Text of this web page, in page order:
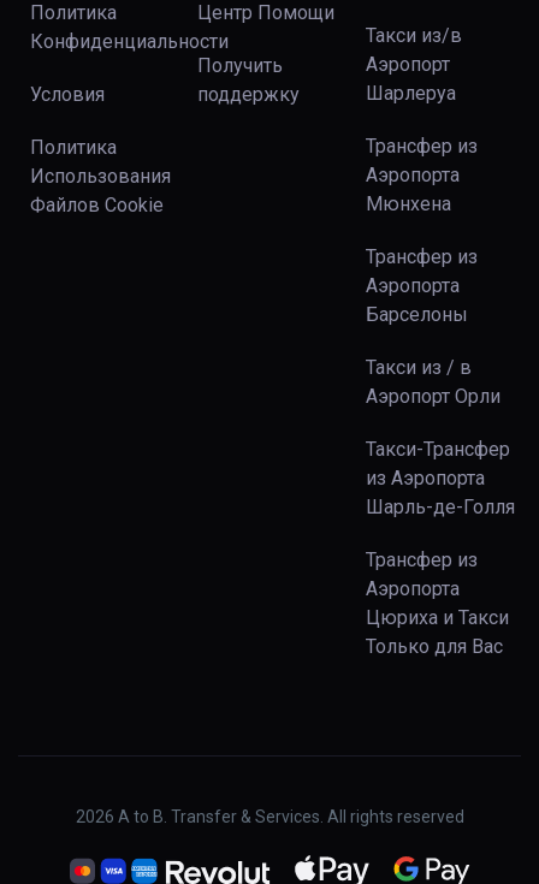
Политика
Конфиденциальности
Условия
Политика
Использования
Файлов Сookie
Центр Помощи
Получить
поддержку
Такси из/в
Аэропорт
Шарлеруа
Трансфер из
Аэропорта
Мюнхена
Трансфер из
Аэропорта
Барселоны
Такси из / в
Аэропорт Орли
Такси-Трансфер
из Аэропорта
Шарль-де-Голля
Трансфер из
Аэропорта
Цюриха и Такси
Только для Вас
2026 A to B. Transfer & Services. All rights reserved